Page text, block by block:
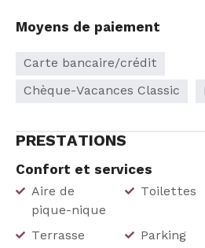
Moyens de paiement
Carte bancaire/crédit
Chèque-Vacances Classic
PRESTATIONS
Confort et services
Aire de
pique-nique
Toilettes
Terrasse
Parking